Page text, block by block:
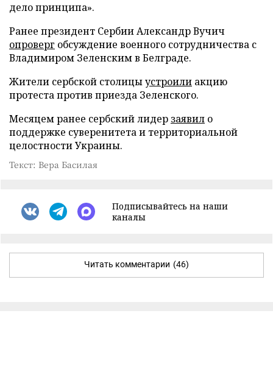
дело принципа».
Ранее президент Сербии Александр Вучич
опроверг обсуждение военного сотрудничества с
Владимиром Зеленским в Белграде.
Жители сербской столицыустроили акцию
протеста против приезда Зеленского.
Месяцем ранее сербский лидер заявил о
поддержке суверенитета и территориальной
целостности Украины.
Текст: Вера Басилая
Подписывайтесь на наши
каналы
Читать комментарии (46)